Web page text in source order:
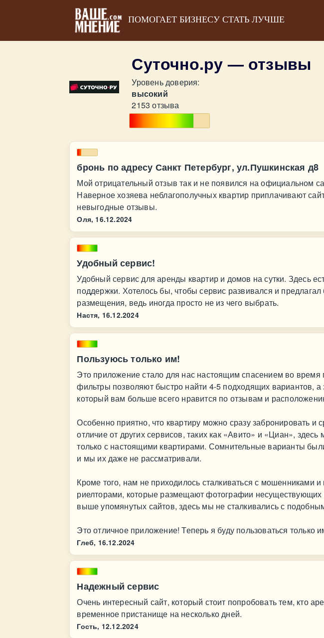
ПОМОГАЕТ БИЗНЕСУ СТАТЬ ЛУЧШЕ
Суточно.ру — отзывы
Уровень доверия:
высокий
2153 отзыва
бронь по адресу Санкт Петербург, ул.Пушкинская д8
Мой отрицательный отзыв так и не появился на официальном
Наверное хозяева неблагополучных квартир приплачивают
невыгодные отзывы.
Оля, 16.12.2024
Удобный сервис!
Удобный сервис для аренды квартир и домов на сутки. Здесь
поддержки. Хотелось бы, чтобы сервис развивался и
размещения, ведь иногда просто не из чего выбрать.
Настя, 16.12.2024
Пользуюсь только им!
Это приложение стало для нас настоящим спасением во
фильтры позволяют быстро найти 4-5 подходящих вариантов, а
который вам больше всего нравится по отзывам и
Особенно приятно, что квартиру можно сразу забронировать и
отличие от других сервисов, таких как «Авито» и «Циан», здесь
только с настоящими квартирами. Сомнительные варианты
и мы их даже не рассматривали.
Кроме того, нам не приходилось сталкиваться с мошенниками
риелторами, которые размещают фотографии несуществующих
выше упомянутых сайтов, здесь мы не сталкивались с
Это отличное приложение! Теперь я буду пользоваться только
Глеб, 16.12.2024
Надежный сервис
Очень интересный сайт, который стоит попробовать тем, кто
временное пристанище на несколько дней.
Гость, 12.12.2024